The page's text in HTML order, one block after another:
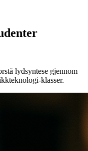
lydsyntese gjennom
klasser.